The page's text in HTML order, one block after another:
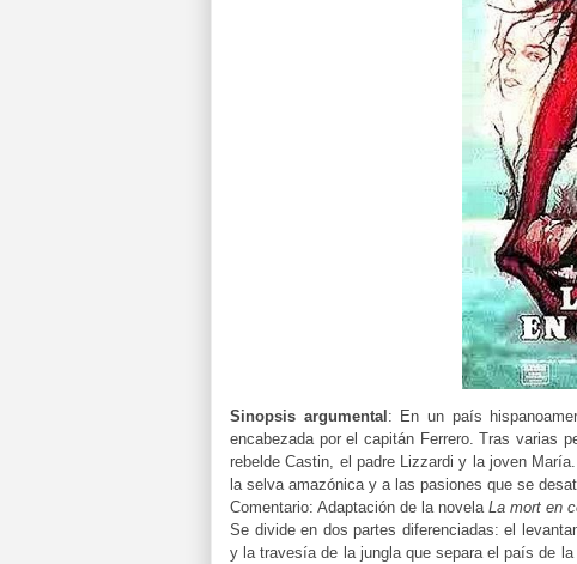
Sinopsis argumental : En un país
encabezada por el capitán Ferrero. Tras varias
rebelde Castin, el padre Lizzardi y la joven
la selva amazónica y a las pasiones que se
Comentario: Adaptación de la novela La mort en
Se divide en dos partes diferenciadas: el
y la travesía de la jungla que separa el país de